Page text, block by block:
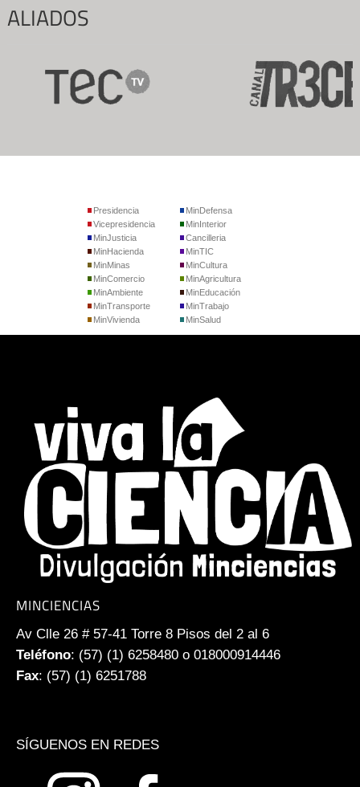
ALIADOS
Presidencia
Vicepresidencia
MinJusticia
MinDefensa
MinInterior
Cancilleria
MinHacienda
MinMinas
MinComercio
MinTIC
MinCultura
MinAgricultura
MinAmbiente
MinTransporte
MinVivienda
MinEducación
MinTrabajo
MinSalud
MINCIENCIAS
Av Clle 26 # 57-41 Torre 8 Pisos del 2 al 6
Teléfono: (57) (1) 6258480 o 018000914446
Fax: (57) (1) 6251788
SÍGUENOS EN REDES